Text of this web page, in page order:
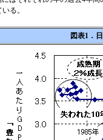
る。
図表1．